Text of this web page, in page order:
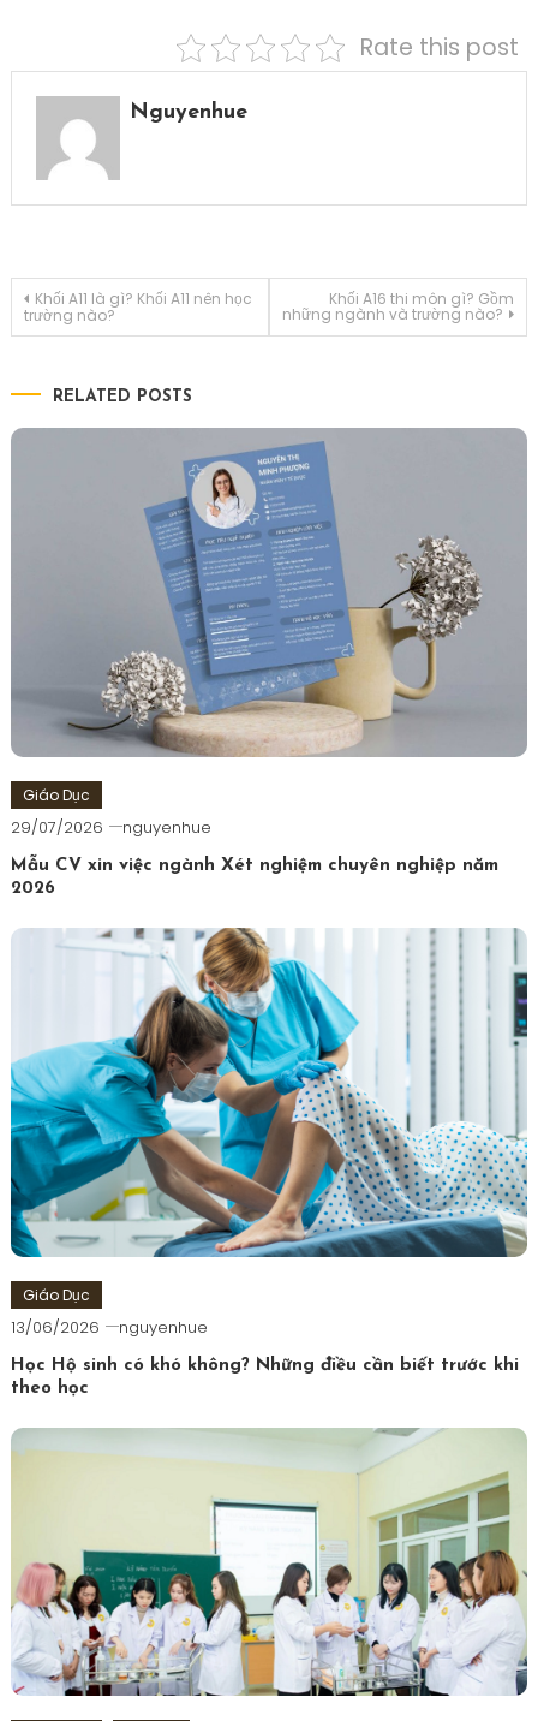
Rate this post
Nguyenhue
Điều
bài
Khối A11 là gì? Khối A11 nên học
trường nào?
Khối A16 thi môn gì? Gồm
những ngành và trường nào?
RELATED POSTS
Giáo Dục
29/07/2026 nguyenhue
Mẫu CV xin việc ngành Xét nghiệm chuyên nghiệp năm
2026
Giáo Dục
13/06/2026 nguyenhue
Học Hộ sinh có khó không? Những điều cần biết trước khi
theo học